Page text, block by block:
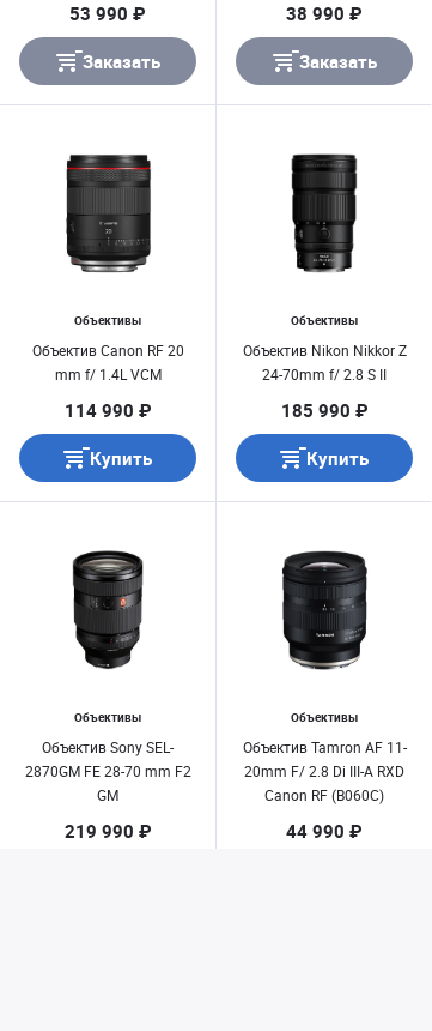
53 990 ₽
Заказать
38 990 ₽
Заказать
Объективы
Объектив Canon RF 20
mm f/ 1.4L VCM
114 990 ₽
Купить
Объективы
Объектив Nikon Nikkor Z
24-70mm f/ 2.8 S II
185 990 ₽
Купить
Объективы
Объектив Sony SEL-
2870GM FE 28-70 mm F2
GM
219 990 ₽
Объективы
Объектив Tamron AF 11-
20mm F/ 2.8 Di III-A RXD
Canon RF (B060C)
44 990 ₽